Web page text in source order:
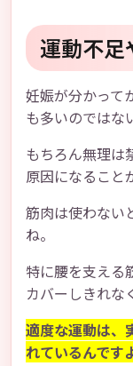
運動不足
妊娠が分かって
も多いのではな
もちろん無理は
原因になること
筋肉は使わない
ね。
特に腰を支える
カバーしきれな
適度な運動は、
れているんです